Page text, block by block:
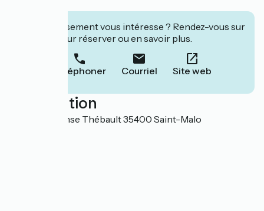
Cet établissement vous intéresse ? Rendez-vous sur
leur site pour réserver ou en savoir plus.
Téléphoner Courriel Site web
Localisation
19 rue Alphonse Thébault 35400 Saint-Malo